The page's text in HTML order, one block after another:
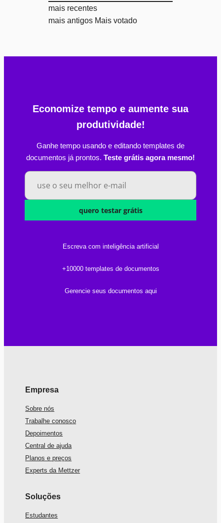
mais recentes
mais antigos Mais votado
Economize tempo e aumente sua
produtividade!
Ganhe tempo usando e editando templates de
documentos já prontos. Teste grátis agora mesmo!
quero testar grátis
Escreva com inteligência artificial
+10000 templates de documentos
Gerencie seus documentos aqui
Empresa
Sobre nós
Trabalhe conosco
Depoimentos
Central de ajuda
Planos e preços
Experts da Mettzer
Soluções
Estudantes